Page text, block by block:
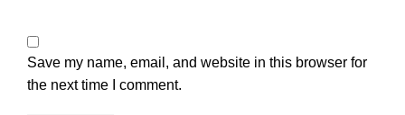
Save my name, email, and website in this browser for
the next time I comment.